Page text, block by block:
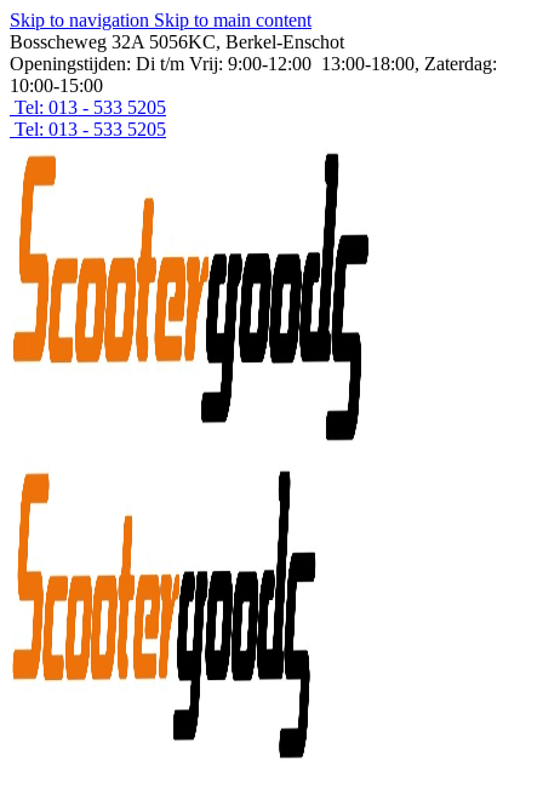
Skip to navigation Skip to main content
Bosscheweg 32A 5056KC, Berkel-Enschot
Openingstijden: Di t/m Vrij: 9:00-12:00 13:00-18:00, Zaterdag:
10:00-15:00
Tel: 013 - 533 5205
Tel: 013 - 533 5205